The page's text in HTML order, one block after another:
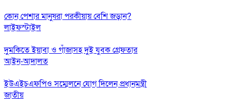
কোন পেশার মানুষরা পরকীয়ায় বেশি জড়ান?
লাইফস্টাইল
দুমকিতে ইয়াবা ও গাঁজাসহ দুই যুবক গ্রেফতার
আইন-আদালত
ইউএইচএফপিও সম্মেলনে যোগ দিলেন প্রধানমন্ত্রী
জাতীয়